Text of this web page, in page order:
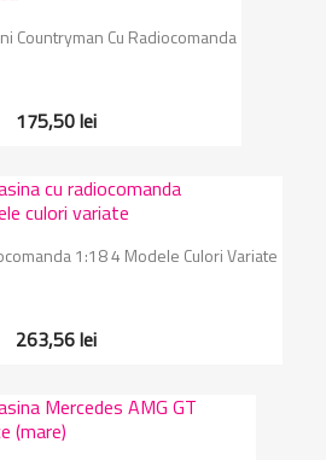
Countryman Cu Radiocomanda
175,50 lei
1:18 4 Modele Culori Variate
263,56 lei